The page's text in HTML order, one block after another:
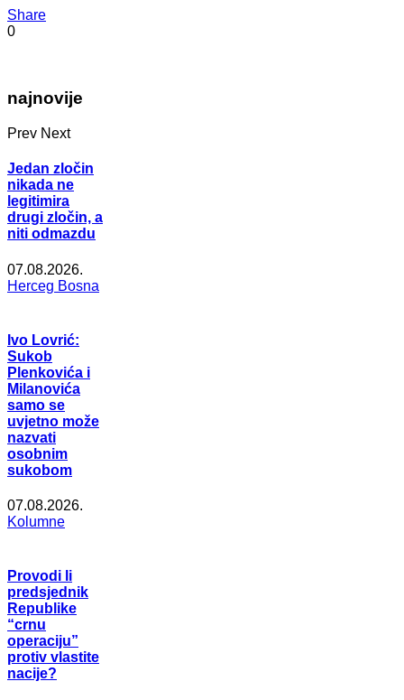
Share
0
najnovije
Prev Next
Jedan zločin
nikada ne
legitimira
drugi zločin, a
niti odmazdu
07.08.2026.
Herceg Bosna
Ivo Lovrić:
Sukob
Plenkovića i
Milanovića
samo se
uvjetno može
nazvati
osobnim
sukobom
07.08.2026.
Kolumne
Provodi li
predsjednik
Republike
“crnu
operaciju”
protiv vlastite
nacije?